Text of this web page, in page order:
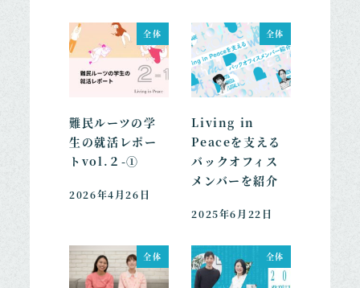
全体
難民ルーツの学
生の就活レポー
トvol.２-①
2026年4月26日
全体
Living in
Peaceを支える
バックオフィス
メンバーを紹介
2025年6月22日
全体 全体